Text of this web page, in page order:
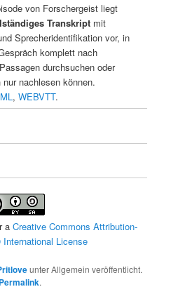
von Forschergeist liegt
Transkriptmit
Sprecheridentifikation vor, in
komplett nach
durchsuchen oder
nachlesen können.
, WEBVTT.
a Creative Commons Attribution-
License
unter Allgemein veröffentlicht.
Permalink.